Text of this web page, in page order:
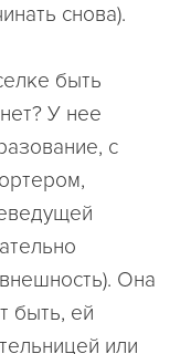
снова).
быть
У нее
с
Она
быть, ей
или